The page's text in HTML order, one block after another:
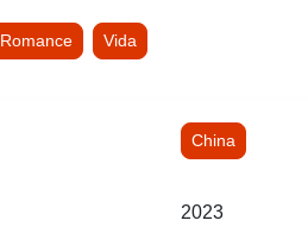
Romance Vida
China
2023